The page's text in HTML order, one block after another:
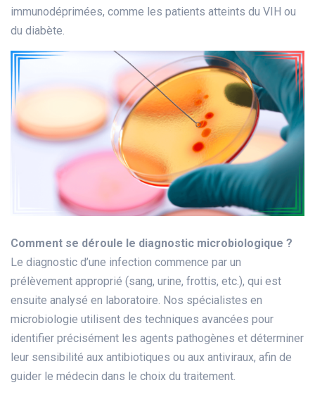
immunodéprimées, comme les patients atteints du VIH ou
du diabète.
Comment se déroule le diagnostic microbiologique ?
Le diagnostic d’une infection commence par un
prélèvement approprié (sang, urine, frottis, etc.), qui est
ensuite analysé en laboratoire. Nos spécialistes en
microbiologie utilisent des techniques avancées pour
identifier précisément les agents pathogènes et déterminer
leur sensibilité aux antibiotiques ou aux antiviraux, afin de
guider le médecin dans le choix du traitement.